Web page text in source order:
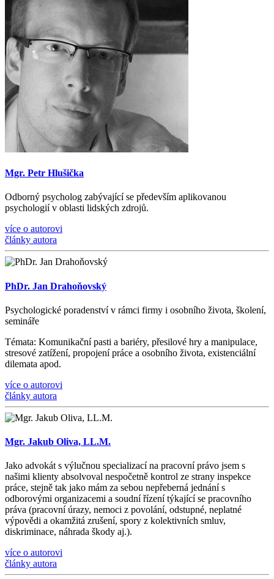
Mgr. Petr Hlušička
Odborný psycholog zabývající se především aplikovanou
psychologií v oblasti lidských zdrojů.
více o autorovi
články autora
PhDr. Jan Drahoňovský
Psychologické poradenství v rámci firmy i osobního života, školení,
semináře
Témata: Komunikačnípasti a bariéry, přesilové hry a manipulace,
stresové zatížení, propojenípráce a osobního života, existenciální
dilemata apod.
více o autorovi
články autora
Mgr. Jakub Oliva, LL.M.
Jako advokát s výlučnou specializací na pracovní právo jsem s
našimi klienty absolvoval nespočetně kontrol ze strany inspekce
práce, stejně tak jako mám za sebou nepřeberná jednání s
odborovými organizacemi a soudní řízení týkající se pracovního
práva (pracovní úrazy, nemoci z povolání, odstupné, neplatné
výpovědi a okamžitá zrušení, spory z kolektivních smluv,
diskriminace, náhrada škody aj.).
více o autorovi
články autora